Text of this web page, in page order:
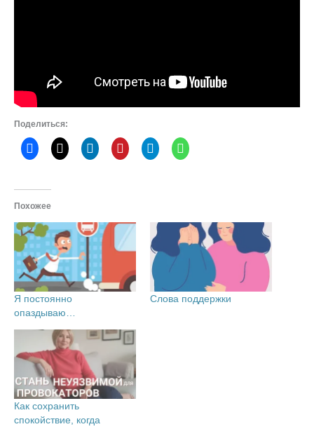
Поделиться:
Похожее
Я постоянно
опаздываю…
Слова поддержки
Как сохранить
спокойствие, когда